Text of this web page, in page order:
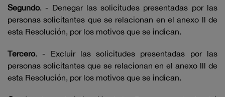
Segundo. - Denegar las solicitudes presentadas por las
personas solicitantes que se relacionan en el anexo ll de
esta Resolución, por los motivos que se indican.
Tercero. - Excluir las solicitudes presentadas por las
personas solicitantes que se relacionan en el anexo lll de
esta Resolución, por los motivos que se indican.